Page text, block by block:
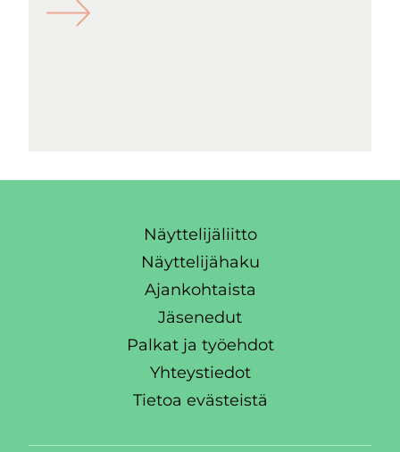
Näyttelijäliitto
Näyttelijähaku
Ajankohtaista
Jäsenedut
Palkat ja työehdot
Yhteystiedot
Tietoa evästeistä